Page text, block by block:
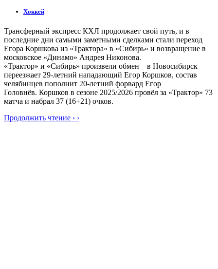
Хоккей
Трансферный экспресс КХЛ продолжает свой путь, и в
последние дни самыми заметными сделками стали переход
Егора Коршкова из «Трактора» в «Сибирь» и возвращение в
московское «Динамо» Андрея Никонова.
«Трактор» и «Сибирь» произвели обмен – в Новосибирск
переезжает 29-летний нападающий Егор Коршков, состав
челябинцев пополнит 20-летний форвард Егор
Головнёв. Коршков в сезоне 2025/2026 провёл за «Трактор» 73
матча и набрал 37 (16+21) очков.
Продолжить чтение › ›